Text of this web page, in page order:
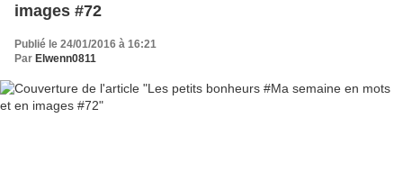
images #72
Publié le 24/01/2016 à 16:21
Par Elwenn0811